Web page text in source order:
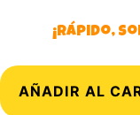
¡Rápido,
AÑADIR AL